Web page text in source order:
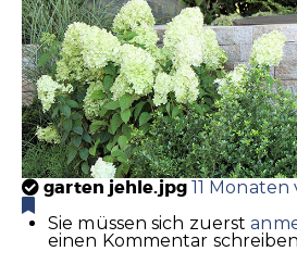
garten jehle.jpg 11 Monaten
Sie müssen sich zuerst
einen Kommentar